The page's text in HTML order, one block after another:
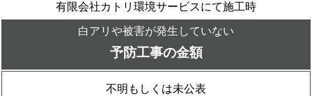
有限会社カトリ環境サービスにて施工時
白アリや被害が発生していない
予防工事の金額
不明もしくは未公表